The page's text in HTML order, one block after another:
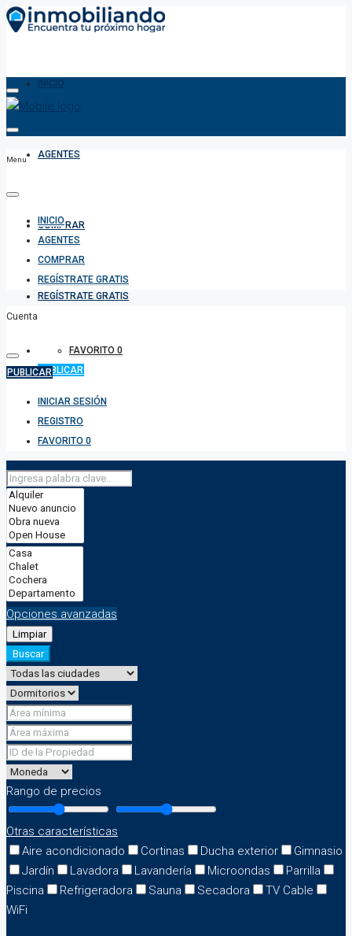
INICIO
AGENTES
COMPRAR
REGÍSTRATE GRATIS
FAVORITO 0
PUBLICAR
Menu
INICIO
AGENTES
COMPRAR
REGÍSTRATE GRATIS
Cuenta
PUBLICAR
INICIAR SESIÓN
REGISTRO
FAVORITO 0
Opciones avanzadas
Limpiar
Buscar
Rango de precios
Otras características
Aire acondicionado
Cortinas Ducha exterior
Gimnasio
Jardín
Lavadora Lavandería Microondas
Parrilla
Piscina
Refrigeradora Sauna Secadora
TV Cable
WiFi